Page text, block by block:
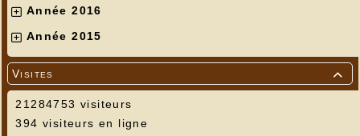
Année 2016
Année 2015

Visites
21284753 visiteurs
394 visiteurs en ligne